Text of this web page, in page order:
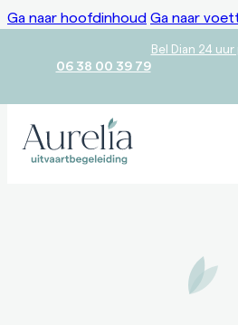
Ga naar hoofdinhoud Ga naar
Uitvaartwensen
Er is niets zo persoonlijk als een
06 38 00 39 79
Bel Dian 24